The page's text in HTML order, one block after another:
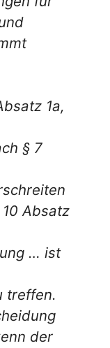
1a,
§ 7
Absatz
… ist
treffen.
der